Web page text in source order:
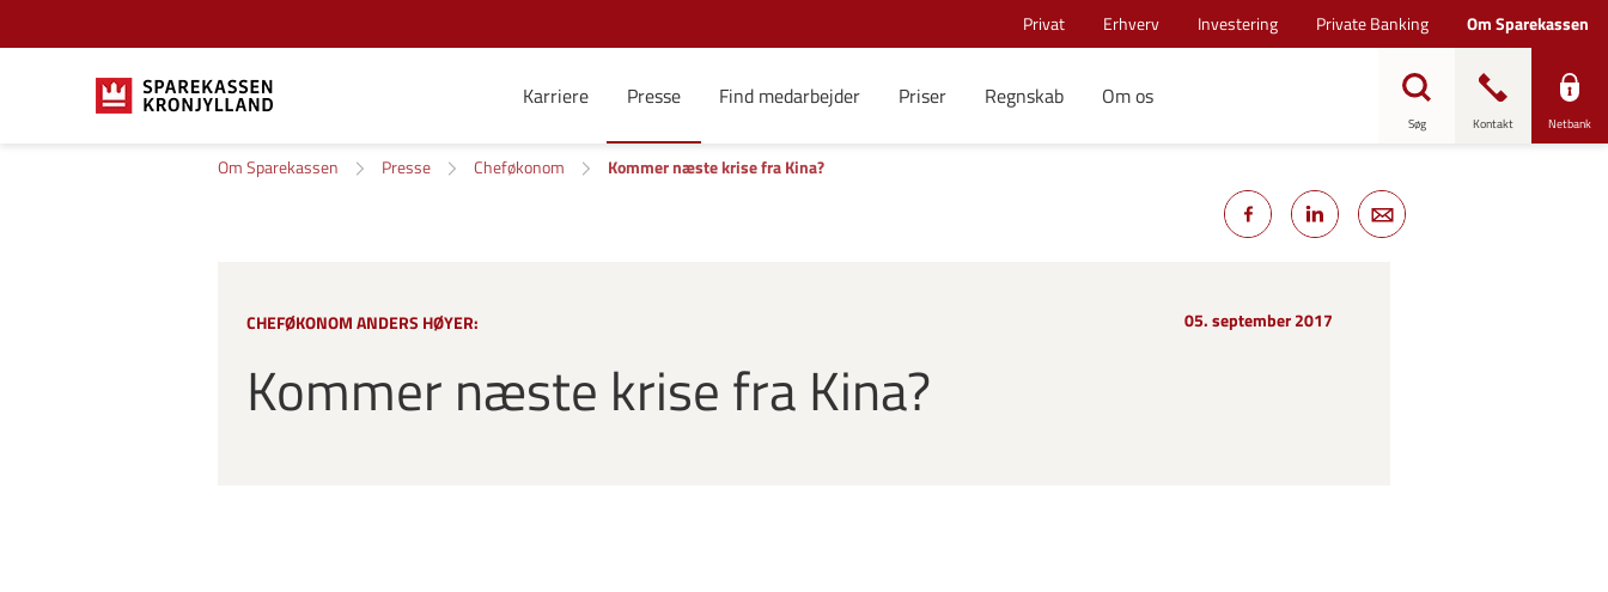
Privat Erhverv Investering Private Banking Om Sparekassen
Karriere Presse Find medarbejder Priser Regnskab Om os
Søg Kontakt Netbank
Om Sparekassen Presse Cheføkonom Kommer næste krise fra Kina?
CHEFØKONOM ANDERS HØYER:
Kommer næste krise fra Kina?
05. september 2017